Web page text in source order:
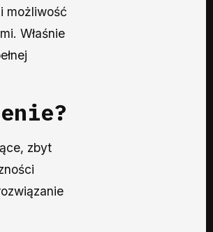
możliwość
Właśnie
zbyt